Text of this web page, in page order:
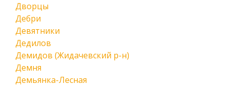
Дворцы
Дебри
Девятники
Дедилов
Демидов (Жидачевский р-н)
Демня
Демьянка-Лесная